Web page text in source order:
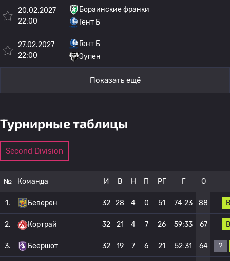
20.02.2027
22:00
Бораинские франки
Гент Б
27.02.2027
22:00
Гент Б
Эупен
Показать ещё
Турнирные таблицы
Second Division
№ Команда И В Н П РГ Г О
1. Беверен 32 28 4 0 51 74:23 88 В
2. Кортрай 32 21 4 7 26 59:33 67 В
3. Беершот 32 19 7 6 21 52:31 64 ?